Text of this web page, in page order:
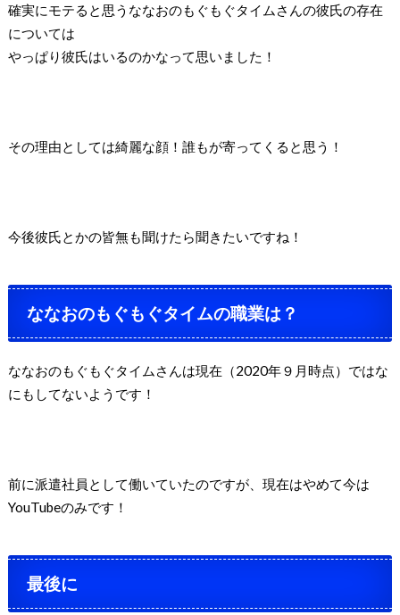
確実にモテると思うななおのもぐもぐタイムさんの彼氏の存在
については
やっぱり彼氏はいるのかなって思いました！
その理由としては綺麗な顔！誰もが寄ってくると思う！
今後彼氏とかの皆無も聞けたら聞きたいですね！
ななおのもぐもぐタイムの職業は？
ななおのもぐもぐタイムさんは現在（2020年９月時点）ではな
にもしてないようです！
前に派遣社員として働いていたのですが、現在はやめて今は
YouTubeのみです！
最後に